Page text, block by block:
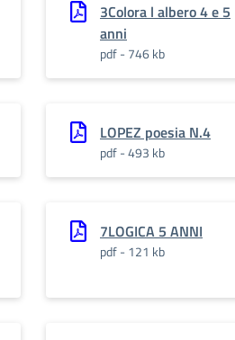
3Colora l albero 4 e 5
anni
pdf - 746 kb
LOPEZ poesia N.4
pdf - 493 kb
7LOGICA 5 ANNI
pdf - 121 kb